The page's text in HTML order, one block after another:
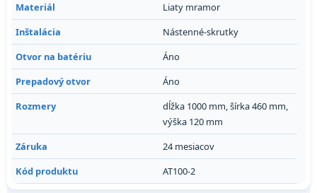
Materiál
Liaty mramor
Inštalácia
Nástenné-skrutky
Otvor na batériu
Áno
Prepadový otvor
Áno
Rozmery
dĺžka 1000 mm, šírka 460 mm,
výška 120 mm
Záruka
24 mesiacov
Kód produktu
AT100-2